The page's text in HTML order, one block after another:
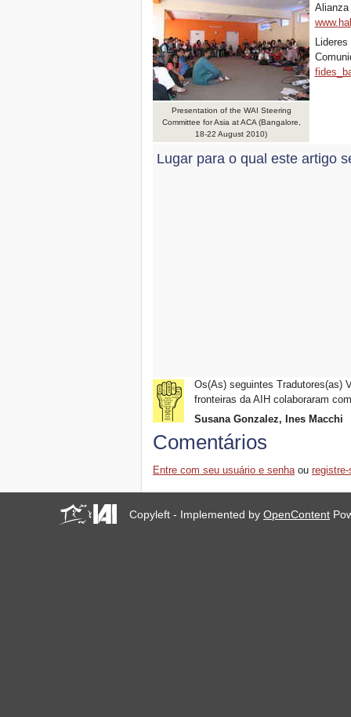
Presentation of the WAI Steering
Committee for Asia at ACA (Bangalore,
18-22 August 2010)
Alianza
Lugar para o qual este artigo
Os(As) seguintes Tradutores(as)
fronteiras da AIH colaboraram
Susana Gonzalez, Ines Macchi
Comentários
Entre com seu usuário e senha ou
Copyleft - Implemented byOpenContent